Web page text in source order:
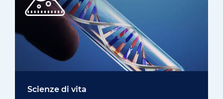
Scienze di vita